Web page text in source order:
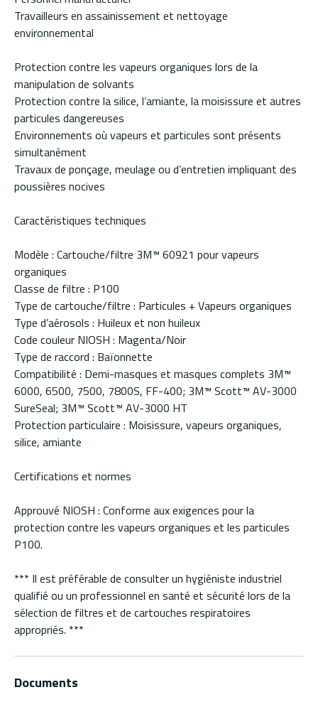
Travailleurs en assainissement et nettoyage
environnemental
Protection contre les vapeurs organiques lors de la
manipulation de solvants
Protection contre la silice, l’amiante, la moisissure et autres
particules dangereuses
Environnements où vapeurs et particules sont présents
simultanément
Travaux de ponçage, meulage ou d’entretien impliquant des
poussières nocives
Caractéristiques techniques
Modèle : Cartouche/filtre 3M™ 60921 pour vapeurs
organiques
Classe de filtre : P100
Type de cartouche/filtre : Particules + Vapeurs organiques
Type d’aérosols : Huileux et non huileux
Code couleur NIOSH : Magenta/Noir
Type de raccord : Baïonnette
Compatibilité : Demi-masques et masques complets 3M™
6000, 6500, 7500, 7800S, FF-400; 3M™ Scott™ AV-3000
SureSeal; 3M™ Scott™ AV-3000 HT
Protection particulaire : Moisissure, vapeurs organiques,
silice, amiante
Certifications et normes
Approuvé NIOSH : Conforme aux exigences pour la
protection contre les vapeurs organiques et les particules
P100.
*** Il est préférable de consulter un hygiéniste industriel
qualifié ou un professionnel en santé et sécurité lors de la
sélection de filtres et de cartouches respiratoires
appropriés. ***
Documents